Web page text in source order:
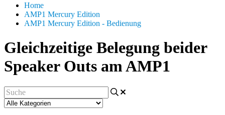
Home
AMP1 Mercury Edition
AMP1 Mercury Edition - Bedienung
Gleichzeitige Belegung beider
Speaker Outs am AMP1